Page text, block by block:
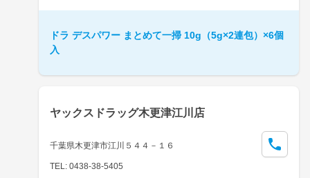
ドラ デスパワー まとめて一掃 10g（5g×2連包）×6個
入
ヤックスドラッグ木更津江川店
千葉県木更津市江川５４４－１６
TEL: 0438-38-5405